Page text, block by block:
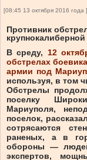
[08:45 13 октября 2016 года ]
Противник
В среду, 12
обстрелах
армии под
используя, в том
Обстрелы
поселку
Мариуполя,
поселок,
сотрясаются
раненых, а в
обороны —
экспертов,